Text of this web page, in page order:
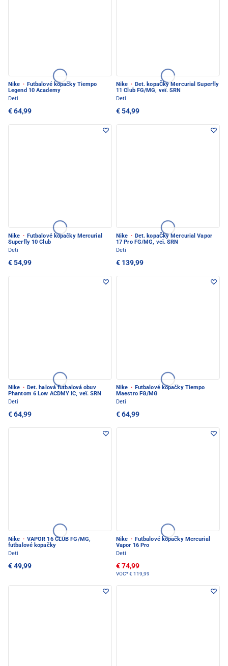
Nike · Futbalové kopačky Tiempo
Legend 10 Academy
Deti
€ 64,99
Nike · Det. kopaČky Mercurial Superfly
11 Club FG/MG, veï. SRN
Deti
€ 54,99
Nike · Futbalové kopačky Mercurial
Superfly 10 Club
Deti
€ 54,99
Nike · Det. kopaČky Mercurial Vapor
17 Pro FG/MG, veï. SRN
Deti
€ 139,99
Nike · Det. halová futbalová obuv
Phantom 6 Low ACDMY IC, veï. SRN
Deti
€ 64,99
Nike · Futbalové kopačky Tiempo
Maestro FG/MG
Deti
€ 64,99
Nike · VAPOR 16 CLUB FG/MG,
futbalové kopačky
Deti
€ 49,99
Nike · Futbalové kopačky Mercurial
Vapor 16 Pro
Deti
€ 74,99
VOC*€ 119,99